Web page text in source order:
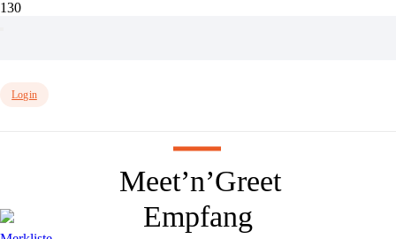
Login
Meet’n’Greet
Empfang